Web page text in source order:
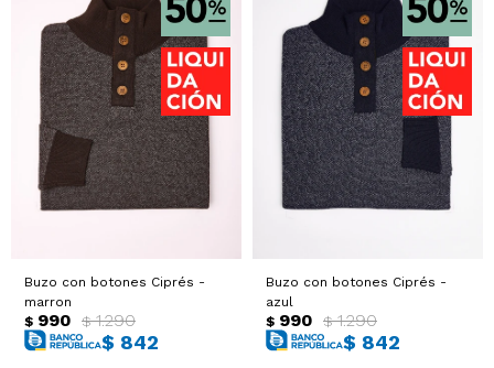
Buzo con botones Ciprés -
marron
$ 990 $ 1.290
$ 842
Buzo con botones Ciprés -
azul
$ 990 $ 1.290
$ 842